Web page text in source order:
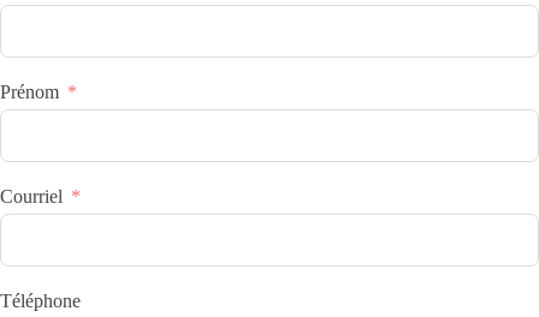
Prénom
Courriel
Téléphone